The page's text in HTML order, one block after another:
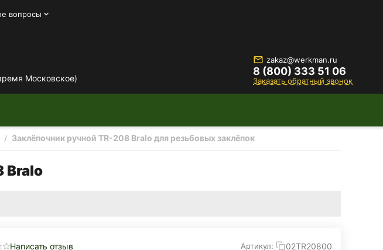
вопросы
Московское)
zakaz@werkman.ru
8 (800) 333 51 06
Заказать обратный звонок
/ Заклёпочник ручной TR-208 Bralo для резьбовых заклёпок
Bralo
Написать отзыв Артикул: 02TR20800